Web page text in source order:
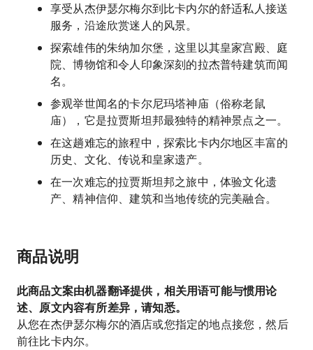
享受从杰伊瑟尔梅尔到比卡内尔的舒适私人接送
服务，沿途欣赏迷人的风景。
探索雄伟的朱纳加尔堡，这里以其皇家宫殿、庭
院、博物馆和令人印象深刻的拉杰普特建筑而闻
名。
参观举世闻名的卡尔尼玛塔神庙（俗称老鼠
庙），它是拉贾斯坦邦最独特的精神景点之一。
在这趟难忘的旅程中，探索比卡内尔地区丰富的
历史、文化、传说和皇家遗产。
在一次难忘的拉贾斯坦邦之旅中，体验文化遗
产、精神信仰、建筑和当地传统的完美融合。
商品说明
此商品文案由机器翻译提供，相关用语可能与惯用论
述、原文内容有所差异，请知悉。
从您在杰伊瑟尔梅尔的酒店或您指定的地点接您，然后
前往比卡内尔。